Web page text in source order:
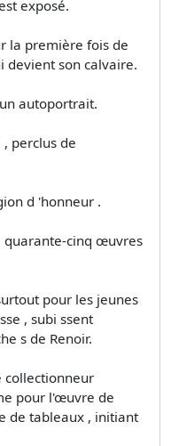
exposé.
la première fois de
devient son calvaire.
autoportrait.
perclus de
d 'honneur .
quarante-cinq œuvres
pour les jeunes
, subi ssent
s de Renoir.
collectionneur
pour l'œuvre de
de tableaux , initiant